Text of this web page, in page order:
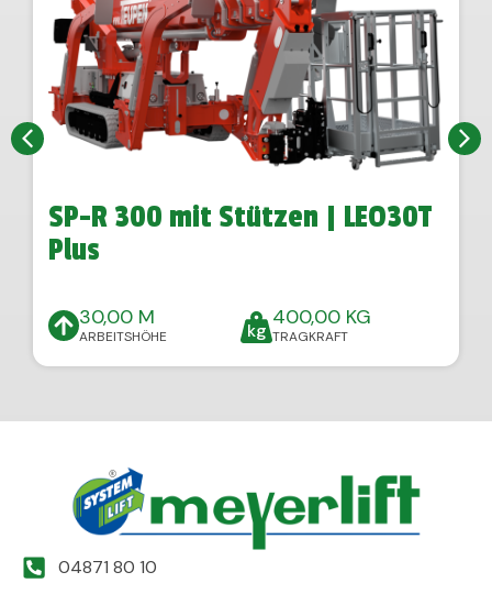
SP-R 300 mit Stützen | LEO30T
Plus
30,00 M
ARBEITSHÖHE
400,00 KG
TRAGKRAFT
04871 80 10